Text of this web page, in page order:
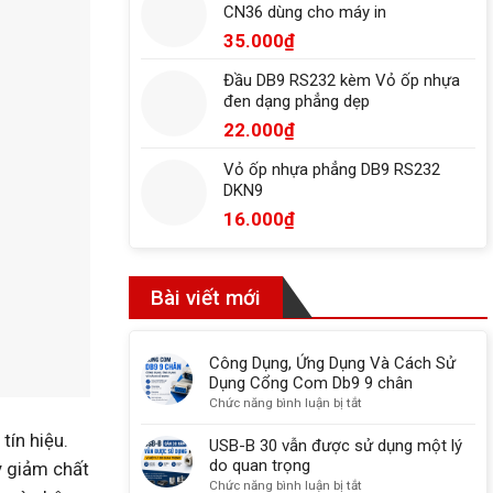
hiệu.
giảm chất
CN36 dùng cho máy in
35.000₫
Đầu DB9 RS232 kèm Vỏ ốp nhựa
đen dạng phẳng dẹp
22.000₫
Vỏ ốp nhựa phẳng DB9 RS232
DKN9
16.000₫
Bài viết mới
Công Dụng, Ứng Dụng Và Cách Sử
Dụng Cổng Com Db9 9 chân
Chức năng bình luận bị tắt
Dụng,
USB-B 30 vẫn được sử dụng một lý
do quan trọng
Chức năng bình luận bị tắt